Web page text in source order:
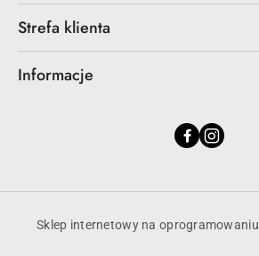
Strefa klienta
Informacje
Sklep internetowy na oprogramowaniu